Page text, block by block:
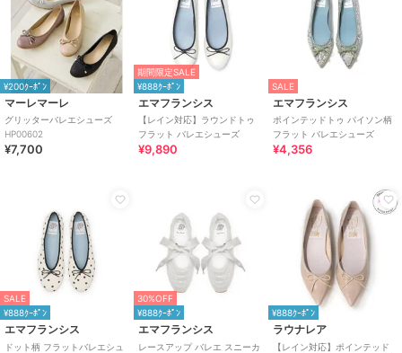
¥200ｸｰﾎﾟﾝ
マーレマーレ
グリッターバレエシューズ
HP00602
¥7,700
期間限定SALE
¥888ｸｰﾎﾟﾝ
エマフランシス
【レイン対応】ラウンドトゥ
フラット バレエシューズ
¥9,890
SALE
エマフランシス
ポインテッドトゥ パイソン柄
フラット バレエシューズ
¥4,356
SALE
¥888ｸｰﾎﾟﾝ
エマフランシス
ドット柄 フラットバレエシュ
30%OFF
¥888ｸｰﾎﾟﾝ
エマフランシス
レースアップ バレエ スニーカ
¥888ｸｰﾎﾟﾝ
ラウナレア
【レイン対応】ポインテッド